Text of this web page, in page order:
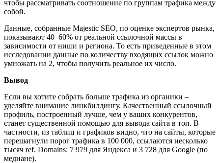
чтобы рассматривать соотношение по группам трафика между
собой.
Данные, собранные Majestic SEO, по оценке экспертов рынка,
показывают 40–60% от реальной ссылочной массы в
зависимости от ниши и региона. То есть приведенные в этом
исследовании данные по количеству входящих ссылок можно
умножать на 2, чтобы получить реальное их число.
Вывод
Если вы хотите собрать больше трафика из органики –
уделяйте внимание линкбилдингу. Качественный ссылочный
профиль, построенный лучше, чем у ваших конкурентов,
станет существенной помощью для вывода сайта в топ. В
частности, из таблиц и графиков видно, что на сайты, которые
перешагнули порог трафика в 100 000, ссылаются несколько
тысяч ref. Domains: 7 979 для Яндекса и 3 728 для Google (по
медиане).